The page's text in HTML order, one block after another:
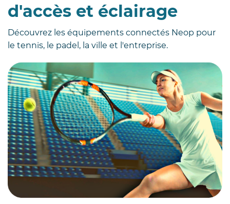
d'accès et éclairage
Découvrez les équipements connectés Neop pour
le tennis, le padel, la ville et l'entreprise.